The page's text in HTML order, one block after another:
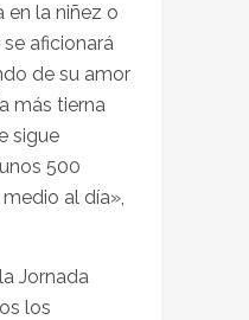
en la niñez o
aficionará
de su amor
más tierna
sigue
500
al día»,
Jornada
los